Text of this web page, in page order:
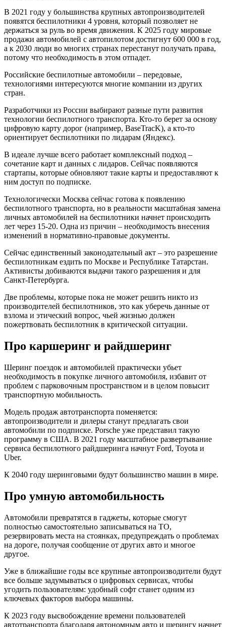
В 2021 году у большинства крупных автопроизводителей
появятся беспилотники 4 уровня, который позволяет не
держаться за руль во время движения. К 2025 году мировые
продажи автомобилей с автопилотом достигнут 600 000 в год,
а к 2030 люди во многих странах перестанут получать права,
потому что необходимость в этом отпадет.
Российские беспилотные автомобили – передовые,
технологиями интересуются многие компании из других
стран.
Разработчики из России выбирают разные пути развития
технологии беспилотного транспорта. Кто-то берет за основу
цифровую карту дорог (например, BaseTracK), а кто-то
ориентирует беспилотники по лидарам (Яндекс).
В идеале лучше всего работает комплексный подход –
сочетание карт и данных с лидаров. Сейчас появляются
стартапы, которые обновляют такие карты и предоставляют к
ним доступ по подписке.
Технологически Москва сейчас готова к появлению
беспилотного транспорта, но в реальности масштабная замена
личных автомобилей на беспилотники начнет происходить
лет через 15-20. Одна из причин – необходимость внесения
изменений в нормативно-правовые документы.
Сейчас единственный законодательный акт – это разрешение
беспилотникам ездить по Москве и Республике Татарстан.
Активисты добиваются выдачи такого разрешения и для
Санкт-Петербурга.
Две проблемы, которые пока не может решить никто из
производителей беспилотников, это как уберечь данные от
взлома и этический вопрос, чьей жизнью должен
пожертвовать беспилотник в критической ситуации.
Про каршеринг и райдшеринг
Шеринг поездок и автомобилей практически убьет
необходимость в покупке личного автомобиля, избавит от
проблем с парковочным пространством и в целом повысит
транспортную мобильность.
Модель продаж автотранспорта поменяется:
автопроизводители и дилеры станут предлагать свои
автомобили по подписке. Porsche уже представил такую
программу в США. В 2021 году масштабное развертывание
сервиса беспилотного райдшеринга начнут Ford, Toyota и
Uber.
К 2040 году шеринговыми будут большинство машин в мире.
Про умную автомобильность
Автомобили превратятся в гаджеты, которые смогут
полностью самостоятельно записываться на ТО,
резервировать места на стоянках, предупреждать о проблемах
на дороге, получая сообщение от других авто и многое
другое.
Уже в ближайшие годы все крупные автопроизводители будут
все больше задумываться о цифровых сервисах, чтобы
угодить пользователям: удобный софт станет одним из
ключевых факторов выбора машины.
К 2023 году высвобождение времени пользователей
автотранспорта благодаря автономным авто и шерингу начнет